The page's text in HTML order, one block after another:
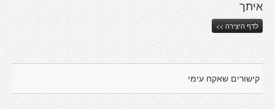
איתך
לדף היצירה >>
קישורים שאקח עימי